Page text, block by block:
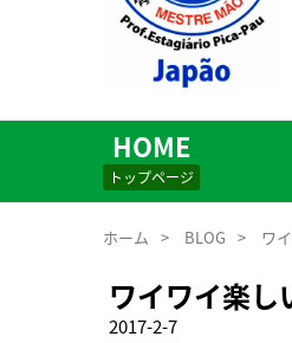
HOME
トップページ
ホーム > BLOG > ワ
ワイワイ楽し
2017-2-7